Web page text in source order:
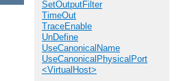
SetOutputFilter
TimeOut
TraceEnable
UnDefine
UseCanonicalName
UseCanonicalPhysicalPort
<VirtualHost>